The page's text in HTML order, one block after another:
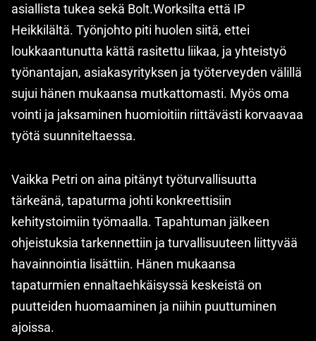
asiallista tukea sekä Bolt.Worksilta että IP
Heikkilältä. Työnjohto piti huolen siitä, ettei
loukkaantunutta kättä rasitettu liikaa, ja yhteistyö
työnantajan, asiakasyrityksen ja työterveyden välillä
sujui hänen mukaansa mutkattomasti. Myös oma
vointi ja jaksaminen huomioitiin riittävästi korvaavaa
työtä suunniteltaessa.
Vaikka Petri on aina pitänyt työturvallisuutta
tärkeänä, tapaturma johti konkreettisiin
kehitystoimiin työmaalla. Tapahtuman jälkeen
ohjeistuksia tarkennettiin ja turvallisuuteen liittyvää
havainnointia lisättiin. Hänen mukaansa
tapaturmien ennaltaehkäisyssä keskeistä on
puutteiden huomaaminen ja niihin puuttuminen
ajoissa.